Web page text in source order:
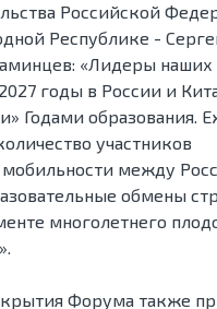
Российской
Республике -
«Лидеры наших
годы в России и
Годами образования.
участников
между
обмены
многолетнего
Форума также